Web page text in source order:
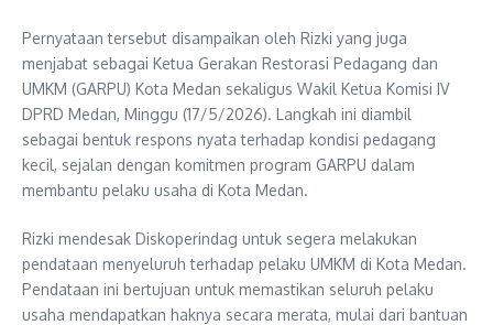
Pernyataan tersebut disampaikan oleh Rizki yang juga
menjabat sebagai Ketua Gerakan Restorasi Pedagang dan
UMKM (GARPU) Kota Medan sekaligus Wakil Ketua Komisi IV
DPRD Medan, Minggu (17/5/2026). Langkah ini diambil
sebagai bentuk respons nyata terhadap kondisi pedagang
kecil, sejalan dengan komitmen program GARPU dalam
membantu pelaku usaha di Kota Medan.
Rizki mendesak Diskoperindag untuk segera melakukan
pendataan menyeluruh terhadap pelaku UMKM di Kota Medan.
Pendataan ini bertujuan untuk memastikan seluruh pelaku
usaha mendapatkan haknya secara merata, mulai dari bantuan